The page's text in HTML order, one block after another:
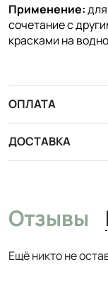
Применение:
сочетание с
красками на
ОПЛАТА
ДОСТАВКА
Отзывы
Ещё никто не